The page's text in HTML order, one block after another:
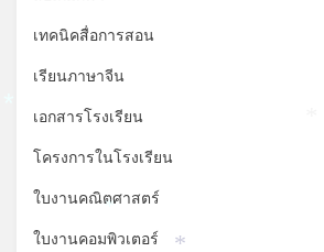
เทคนิคสื่อการสอน
เรียนภาษาจีน
เอกสารโรงเรียน
โครงการในโรงเรียน
ใบงานคณิตศาสตร์
ใบงานคอมพิวเตอร์